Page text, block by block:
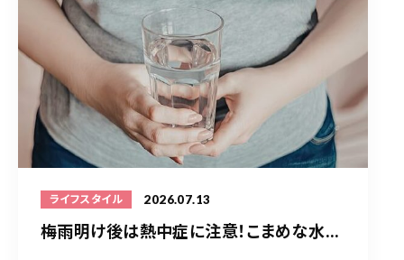
ライフスタイル 2026.07.13
梅雨明け後は熱中症に注意！こまめな水...